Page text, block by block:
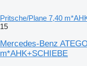
Pritsche/Plane 7,40
15
Mercedes-Benz
m*AHK+SCHIEBE